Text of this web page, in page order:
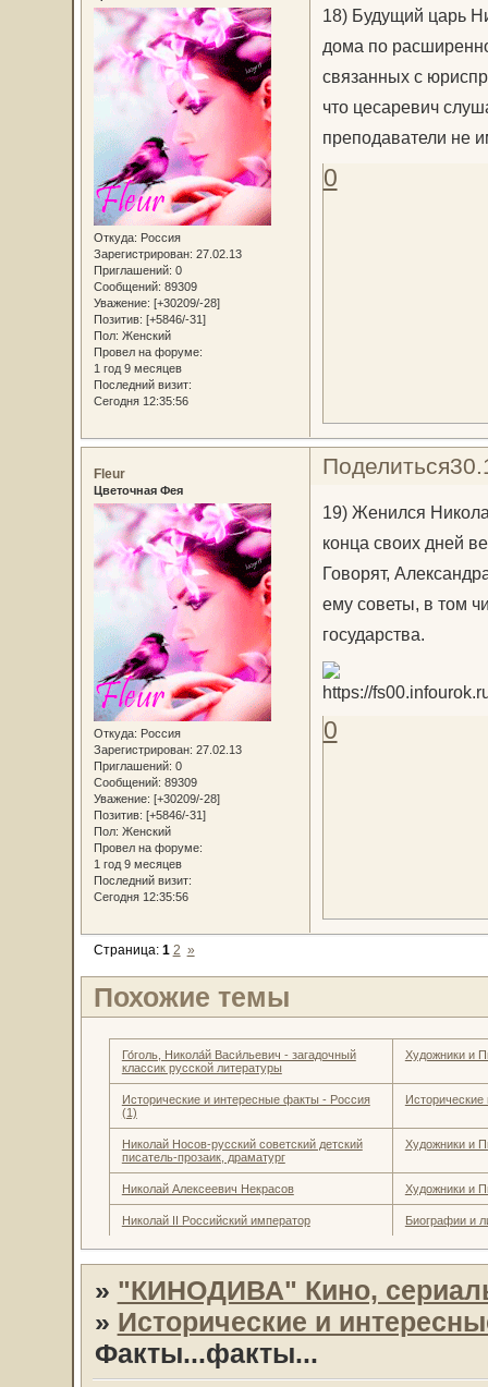
Откуда: Россия
Зарегистрирован: 27.02.13
Приглашений: 0
Сообщений: 89309
Уважение: [+30209/-28]
Позитив: [+5846/-31]
Пол: Женский
Провел на форуме:
1 год 9 месяцев
Последний визит:
Сегодня 12:35:56
18) Будущий царь
дома по
связанных с
что цесаревич
преподаватели не
0
Поделиться
Fleur
Цветочная Фея
Откуда: Россия
Зарегистрирован: 27.02.13
Приглашений: 0
Сообщений: 89309
Уважение: [+30209/-28]
Позитив: [+5846/-31]
Пол: Женский
Провел на форуме:
1 год 9 месяцев
Последний визит:
Сегодня 12:35:56
19) Женился
конца своих дней
Говорят,
ему советы, в том
государства.
0
Страница: 1 2 »
Похожие темы
Го́голь, Никола́й Васи́льевич - загадочный
классик русской литературы
Художники и
Исторические и интересные факты - Россия
(1)
Николай Носов-русский советский детский
писатель-прозаик, драматург
Художники и
Николай Алексеевич Некрасов Художники и
Николай II Российский император Биографии и
» "КИНОДИВА" Кино,
» Исторические и
Факты...факты...